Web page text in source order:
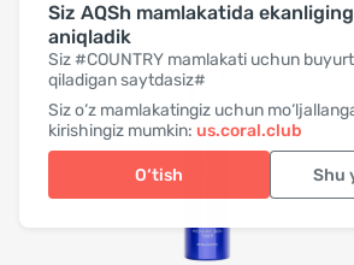
Siz AQSh mamlakatida
aniqladik
Siz #COUNTRY mamlakati uchun
qiladigan saytdasiz#
Siz o‘z mamlakatingiz uchun
kirishingiz mumkin: us.coral.club
O‘tish Shu